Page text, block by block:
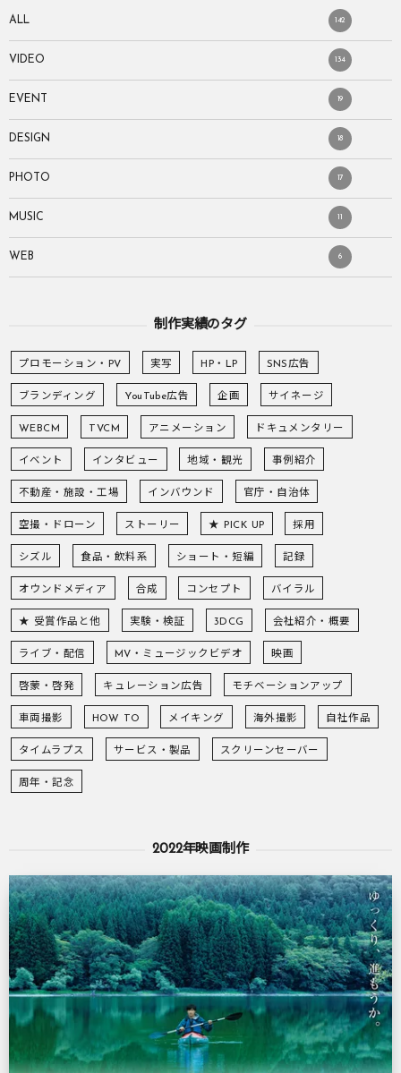
ALL 142
VIDEO 134
EVENT 19
DESIGN 18
PHOTO 17
MUSIC 11
WEB 6
制作実績のタグ
プロモーション・PV 実写 HP・LP SNS広告
ブランディング YouTube広告 企画 サイネージ
WEBCM TVCM アニメーション ドキュメンタリー
イベント インタビュー 地域・観光 事例紹介
不動産・施設・工場 インバウンド 官庁・自治体
空撮・ドローン ストーリー ★ PICK UP 採用
シズル 食品・飲料系 ショート・短編 記録
オウンドメディア 合成 コンセプト バイラル
★ 受賞作品と他 実験・検証 3DCG 会社紹介・概要
ライブ・配信 MV・ミュージックビデオ 映画
啓蒙・啓発 キュレーション広告 モチベーションアップ
車両撮影 HOW TO メイキング 海外撮影 自社作品
タイムラプス サービス・製品 スクリーンセーバー
周年・記念
2022年映画制作